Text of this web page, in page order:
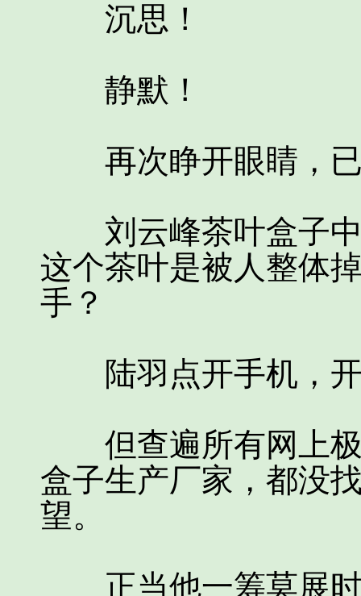
沉思！
静默！
再次睁开眼睛，已
刘云峰茶叶盒子中
这个茶叶是被人整体
手？
陆羽点开手机，开
但查遍所有网上极
盒子生产厂家，都没
望。
正当他一筹莫展时